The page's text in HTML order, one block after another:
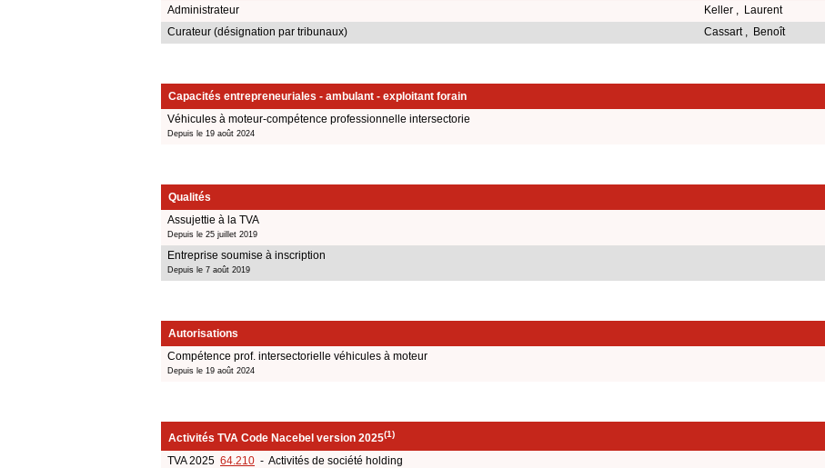
Administrateur
Keller , Laurent
Curateur (désignation par tribunaux) Cassart , Benoît
Capacités entrepreneuriales - ambulant - exploitant forain
Véhicules à moteur-compétence professionnelle intersectorie
Depuis le 19 août 2024
Qualités
Assujettie à la TVA
Depuis le 25 juillet 2019
Entreprise soumise à inscription
Depuis le 7 août 2019
Autorisations
Compétence prof. intersectorielle véhicules à moteur
Depuis le 19 août 2024
Activités TVA Code Nacebel version 2025(1)
TVA 2025 64.210 - Activités de société holding